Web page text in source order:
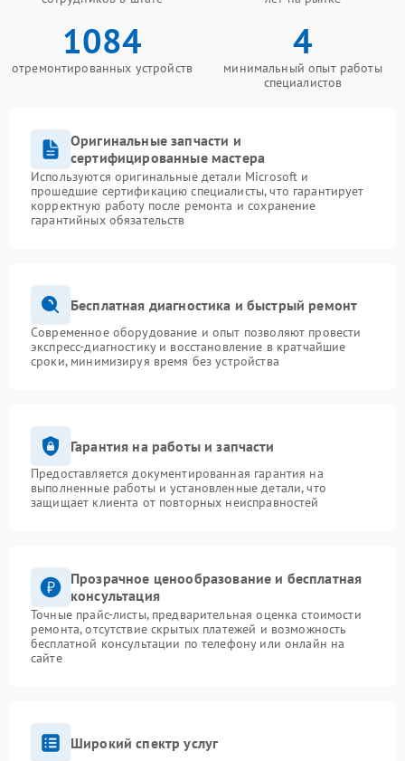
1084
отремонтированных устройств
4
минимальный опыт работы
специалистов
Оригинальные запчасти и
сертифицированные мастера
Используются оригинальные детали Microsoft и
прошедшие сертификацию специалисты, что гарантирует
корректную работу после ремонта и сохранение
гарантийных обязательств
Бесплатная диагностика и быстрый ремонт
Современное оборудование и опыт позволяют провести
экспресс-диагностику и восстановление в кратчайшие
сроки, минимизируя время без устройства
Гарантия на работы и запчасти
Предоставляется документированная гарантия на
выполненные работы и установленные детали, что
защищает клиента от повторных неисправностей
Прозрачное ценообразование и бесплатная
консультация
Точные прайс-листы, предварительная оценка стоимости
ремонта, отсутствие скрытых платежей и возможность
бесплатной консультации по телефону или онлайн на
сайте
Широкий спектр услуг